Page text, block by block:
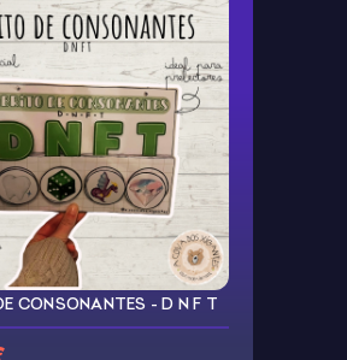
CONSONANTES - D N F T